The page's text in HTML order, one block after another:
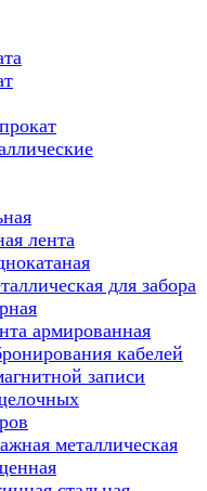
лента
для забора
армированная
кабелей
записи
металлическая